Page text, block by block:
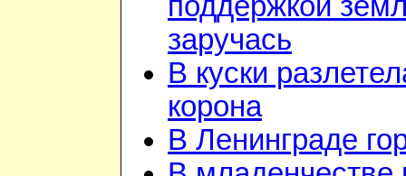
поддержкой
заручась
В куски
корона
В Ленинграде